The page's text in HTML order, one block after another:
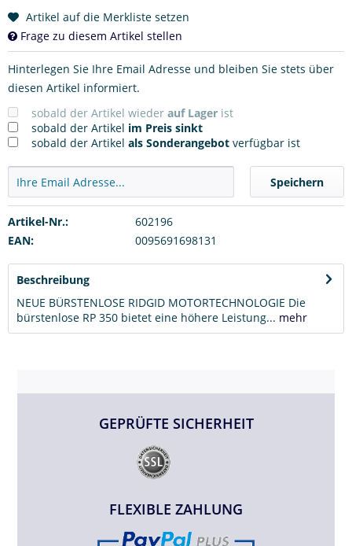
Artikel auf die Merkliste setzen
Frage zu diesem Artikel stellen
Hinterlegen Sie Ihre Email Adresse und bleiben Sie stets über
diesen Artikel informiert.
sobald der Artikel wieder auf Lager ist
sobald der Artikel im Preis sinkt
sobald der Artikel als Sonderangebot verfügbar ist
Speichern
Artikel-Nr.:
602196
EAN:
0095691698131
Beschreibung
NEUE BÜRSTENLOSE RIDGID MOTORTECHNOLOGIE Die
bürstenlose RP 350 bietet eine höhere Leistung... mehr
GEPRÜFTE SICHERHEIT
FLEXIBLE ZAHLUNG